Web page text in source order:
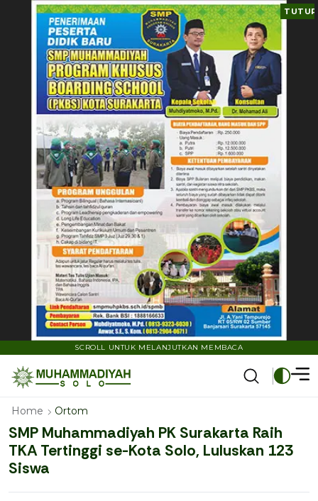
TUTUP
SCROLL UNTUK MELANJUTKAN MEMBACA
Home Ortom
SMP Muhammadiyah PK Surakarta Raih
TKA Tertinggi se-Kota Solo, Luluskan 123
Siswa